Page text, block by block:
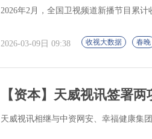
2026年2月，全国卫视频道新播节目累
2026-03-09日 09:38 收视大数据 春晚
【资本】天威视讯签署
天威视讯相继与中资网安、幸福健康集